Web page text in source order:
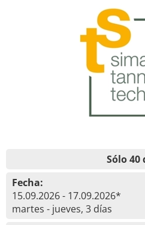
Sólo 40
Fecha:
15.09.2026 - 17.09.2026*
martes - jueves, 3 días